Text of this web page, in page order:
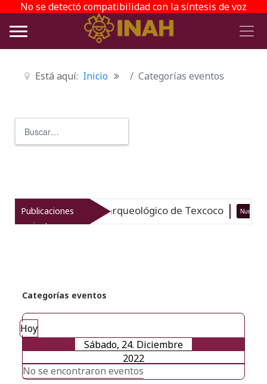
No se detectó compatibilidad con la síntesis de voz
Está aquí: Inicio Categorías eventos
Publicaciones
recientes
el patrimonio arqueológico de Texcoco Nuevo
Categorías eventos
Hoy
Sábado, 24. Diciembre
2022
No se encontraron eventos